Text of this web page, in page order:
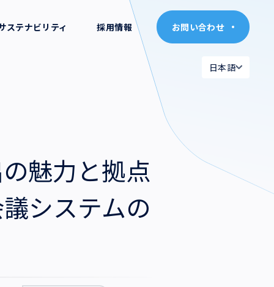
お問い合わせ
日本語
ステナビリティ 採用情報 お問い合わせ
日本語
魅力と拠点
システムの